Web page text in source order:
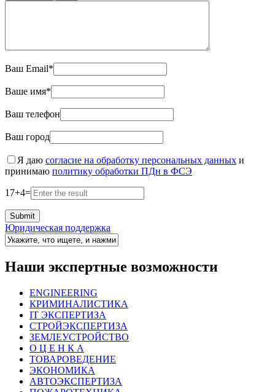
Ваш Email*
Ваше имя*
Ваш телефон
Ваш город
Я даю согласие на обработку персональных данных и
принимаю политику обработки ПДн в ФСЭ
17+4=
Юридическая поддержка
Наши экспертные возможности
ENGINEERING
КРИМИНАЛИСТИКА
IT ЭКСПЕРТИЗА
СТРОЙЭКСПЕРТИЗА
ЗЕМЛЕУСТРОЙСТВО
О Ц Е Н К А
ТОВАРОВЕДЕНИЕ
ЭКОНОМИКА
АВТОЭКСПЕРТИЗА